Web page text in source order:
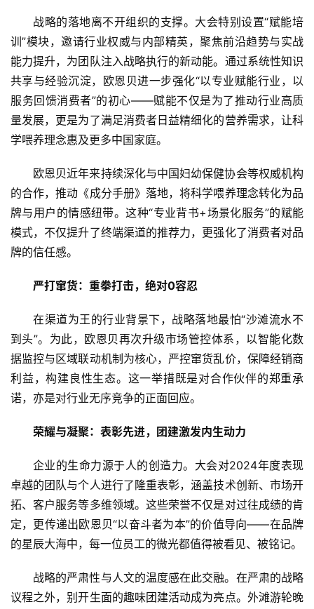
资
讯
商
业
费
生
活
经
教
育
汽
车
·
新
战略的落地离不开组织的支撑。大会特别设置“赋能培
训”模块，邀请行业权威与内部精英，聚焦前沿趋势与实战
能力提升，为团队注入战略执行的新动能。通过系统性知识
共享与经验沉淀，欧恩贝进一步强化“以专业赋能行业，以
服务回馈消费者”的初心——赋能不仅是为了推动行业高质
量发展，更是为了满足消费者日益精细化的营养需求，让科
学喂养理念惠及更多中国家庭。
欧恩贝近年来持续深化与中国妇幼保健协会等权威机构
的合作，推动《成分手册》落地，将科学喂养理念转化为品
牌与用户的情感纽带。这种“专业背书+场景化服务”的赋能
模式，不仅提升了终端渠道的推荐力，更强化了消费者对品
牌的信任感。
严打窜货：重拳打击， 绝对0容忍
在渠道为王的行业背景下，战略落地最怕“沙滩流水不
到头”。为此，欧恩贝再次升级市场管控体系，以智能化数
据监控与区域联动机制为核心，严控窜货乱价，保障经销商
利益，构建良性生态。这一举措既是对合作伙伴的郑重承
诺，亦是对行业无序竞争的正面回应。
荣耀与凝聚：表彰先进，团建激发内生动力
企业的生命力源于人的创造力。大会对2024年度表现
卓越的团队与个人进行了隆重表彰，涵盖技术创新、市场开
拓、客户服务等多维领域。这些荣誉不仅是对过往成绩的肯
定，更传递出欧恩贝“以奋斗者为本”的价值导向——在品牌
的星辰大海中，每一位员工的微光都值得被看见、被铭记。
战略的严肃性与人文的温度感在此交融。在严肃的战略
议程之外，别开生面的趣味团建活动成为亮点。外滩游轮晚